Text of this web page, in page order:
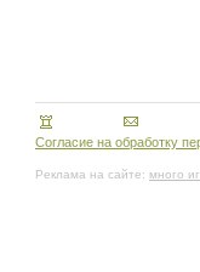
Согласие на обработку
Реклама на сайте: много